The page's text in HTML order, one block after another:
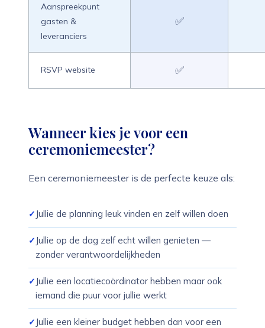
Aanspreekpunt
gasten &
leveranciers
✅
RSVP website ✅
Wanneer kies je voor een
ceremoniemeester?
Een ceremoniemeester is de perfecte keuze als:
Jullie de planning leuk vinden en zelf willen doen
Jullie op de dag zelf echt willen genieten —
zonder verantwoordelijkheden
Jullie een locatiecoördinator hebben maar ook
iemand die puur voor jullie werkt
Jullie een kleiner budget hebben dan voor een